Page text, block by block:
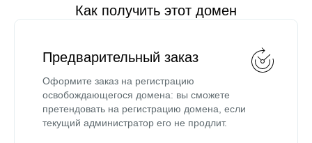
Как получить этот домен
Предварительный заказ
Оформите заказ на регистрацию
освобождающегося домена: вы сможете
претендовать на регистрацию домена, если
текущий администратор его не продлит.